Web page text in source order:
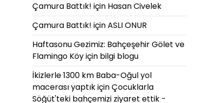
Çamura Battık! için Hasan Civelek
Çamura Battık! içinASLI ONUR
Haftasonu Gezimiz: Bahçeşehir Gölet ve
Flamingo Köyiçin bilgi blogu
İkizlerle 1300 km Baba-Oğul yol
macerası yaptıkiçinÇocuklarla
Söğüt'teki bahçemizi ziyaret ettik -